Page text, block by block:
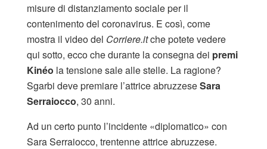
misure di distanziamento sociale per il
contenimento del coronavirus. E così, come
mostra il video del Corriere.itche potete vedere
qui sotto, ecco che durante la consegna dei premi
Kinéo la tensione sale alle stelle. La ragione?
Sgarbi deve premiare l’attrice abruzzeseSara
Serraiocco, 30 anni.
Ad un certo punto l’incidente «diplomatico» con
Sara Serraiocco, trentenne attrice abruzzese.